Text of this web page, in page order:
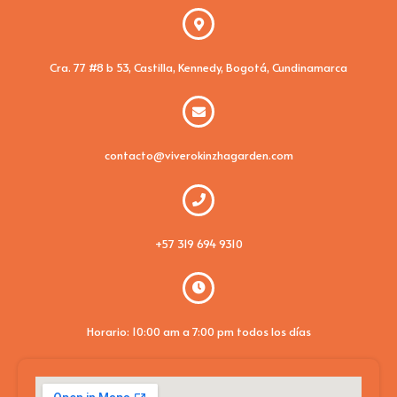
Cra. 77 #8 b 53, Castilla, Kennedy, Bogotá, Cundinamarca
contacto@viverokinzhagarden.com
+57 319 694 9310
Horario: 10:00 am a 7:00 pm todos los días